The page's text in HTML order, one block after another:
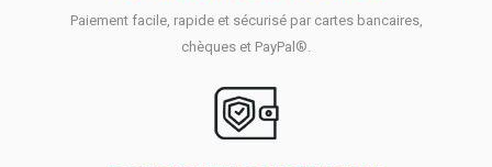
Paiement facile, rapide et sécurisé par cartes bancaires,
chèques et PayPal®.